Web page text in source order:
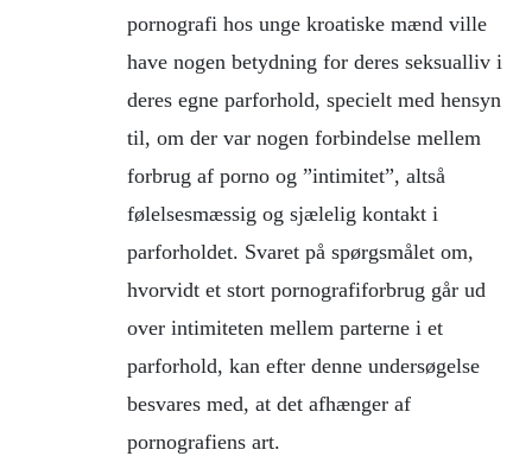
pornografi hos unge kroatiske mænd ville
have nogen betydning for deres seksualliv i
deres egne parforhold, specielt med hensyn
til, om der var nogen forbindelse mellem
forbrug af porno og ”intimitet”, altså
følelsesmæssig og sjælelig kontakt i
parforholdet. Svaret på spørgsmålet om,
hvorvidt et stort pornografiforbrug går ud
over intimiteten mellem parterne i et
parforhold, kan efter denne undersøgelse
besvares med, at det afhænger af
pornografiens art.